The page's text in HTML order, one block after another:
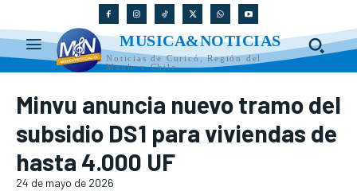
MUSICA&NOTICIAS
Noticias de Curicó, Región del
Maule y Chile
Minvu anuncia nuevo tramo del
subsidio DS1 para viviendas de
hasta 4.000 UF
24 de mayo de 2026